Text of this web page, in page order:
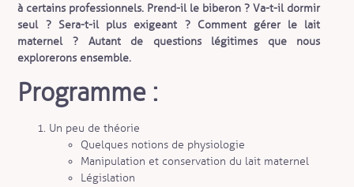
à certains professionnels. Prend-il le biberon ? Va-t-il dormir
seul ? Sera-t-il plus exigeant ? Comment gérer le lait
maternel ? Autant de questions légitimes que nous
explorerons ensemble.
Programme :
Un peu de théorie
Quelques notions de physiologie
Manipulation et conservation du lait maternel
Législation